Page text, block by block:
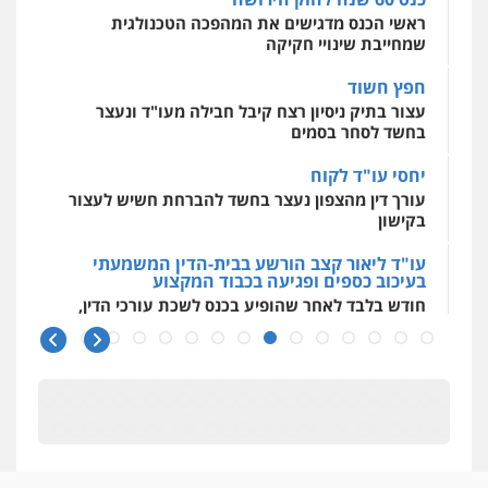
ראשי הכנס מדגישים את המהפכה הטכנולגית
שמחייבת שינויי חקיקה
חפץ חשוד
עצור בתיק ניסיון רצח קיבל חבילה מעו"ד ונעצר
בחשד לסחר בסמים
יחסי עו"ד לקוח
עורך דין מהצפון נעצר בחשד להברחת חשיש לעצור
בקישון
עו"ד ליאור קצב הורשע בבית-הדין המשמעתי
בעיכוב כספים ופגיעה בכבוד המקצוע
חודש בלבד לאחר שהופיע בכנס לשכת עורכי הדין,
קצב הורשע